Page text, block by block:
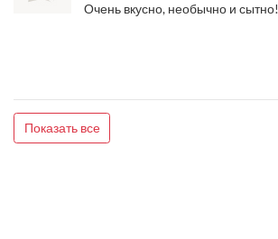
Очень вкусно, необычно и сытно!
Показать все